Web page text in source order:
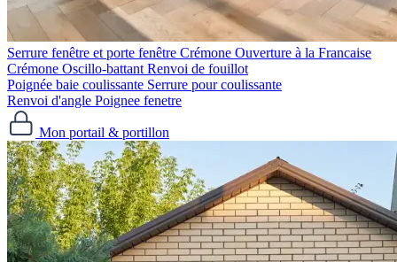
Serrure fenêtre et porte fenêtre Crémone Ouverture à la Francaise
Crémone Oscillo-battant Renvoi de fouillot
Poignée baie coulissante Serrure pour coulissante
Renvoi d'angle Poignee fenetre
Mon portail & portillon